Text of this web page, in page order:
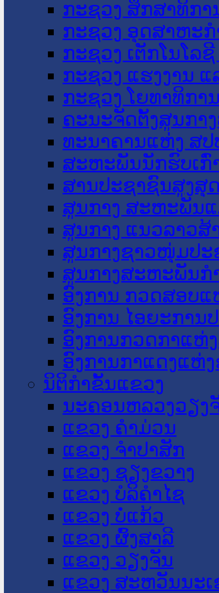
ກະຊວງ ສຶກສາທິກາ
ກະຊວງ ອຸດສາຫະ
ກະຊວງ ເຕັກໂນໂລ
ກະຊວງ ແຮງງານ
ກະຊວງ ໂຍທາທິກາ
ຄະນະຈັດຕັ້ງສູນກາ
ທະນາຄານແຫ່ງ ສປ
ສະຫະພັນນັກຮົບເກົ່
ສານປະຊາຊົນສູງສຸ
ສູນກາງ ສະຫະພັນ
ສູນກາງ ແນວລາວສ້
ສູນກາງຊາວໜຸ່ມປະ
ສູນກາງສະຫະພັນກ
ອົງການ ກວດສອບແ
ອົງການ ໄອຍະການ
ອົງການກວດກາແຫ່
ອົງການກາແດງແຫ່
ນິຕິກໍາຂັ້ນແຂວງ
ນະ​ຄອນ​ຫລວງວຽງ
ແຂວງ ຄໍາມ່ວນ
ແຂວງ ຈໍາປາສັກ
ແຂວງ ຊຽງຂວາງ
ແຂວງ ບໍລິຄໍາໄຊ
ແຂວງ ບໍ່ແກ້ວ
ແຂວງ ຜົ້ງສາລີ
ແຂວງ ວຽງຈັນ
ແຂວງ ສະຫວັນນະ